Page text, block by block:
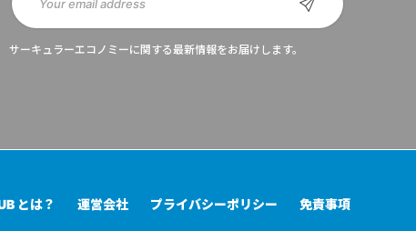
サーキュラーエコノミーに関する最新情報をお届けします。
とは？ 運営会社 プライバシーポリシー 免責事項